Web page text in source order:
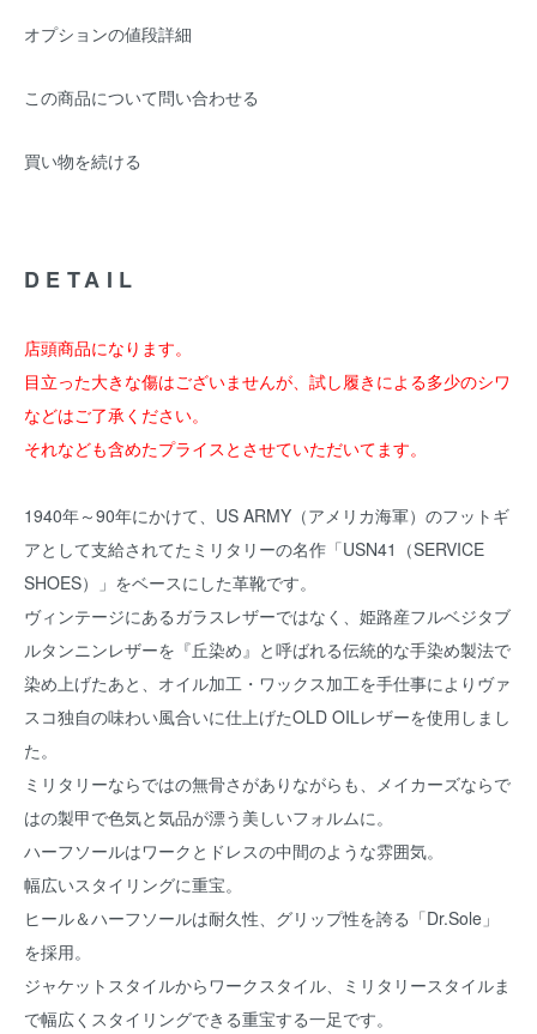
オプションの値段詳細
この商品について問い合わせる
買い物を続ける
DETAIL
店頭商品になります。
目立った大きな傷はございませんが、試し履きによる多少のシワ
などはご了承ください。
それなども含めたプライスとさせていただいてます。
1940年～90年にかけて、US ARMY（アメリカ海軍）のフットギ
アとして支給されてたミリタリーの名作「USN41（SERVICE
SHOES）」をベースにした革靴です。
ヴィンテージにあるガラスレザーではなく、姫路産フルベジタブ
ルタンニンレザーを『丘染め』と呼ばれる伝統的な手染め製法で
染め上げたあと、オイル加工・ワックス加工を手仕事によりヴァ
スコ独自の味わい風合いに仕上げたOLD OILレザーを使用しまし
た。
ミリタリーならではの無骨さがありながらも、メイカーズならで
はの製甲で色気と気品が漂う美しいフォルムに。
ハーフソールはワークとドレスの中間のような雰囲気。
幅広いスタイリングに重宝。
ヒール＆ハーフソールは耐久性、グリップ性を誇る「Dr.Sole」
を採用。
ジャケットスタイルからワークスタイル、ミリタリースタイルま
で幅広くスタイリングできる重宝する一足です。